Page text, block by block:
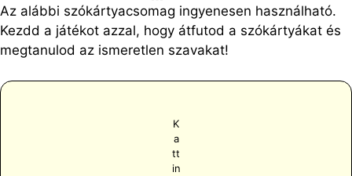
Az alábbi szókártyacsomag ingyenesen használható.
Kezdd a játékot azzal, hogy átfutod a szókártyákat és
megtanulod az ismeretlen szavakat!
K
a
tt
in